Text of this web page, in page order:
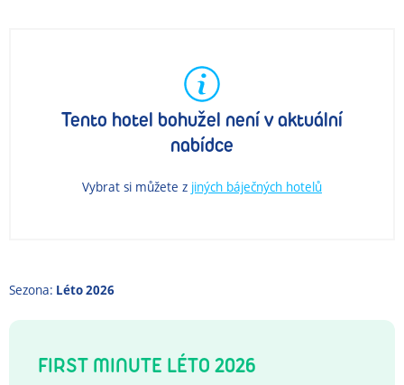
Tento hotel bohužel není v aktuální
nabídce
Vybrat si můžete z jiných báječných hotelů
Sezona: Léto 2026
FIRST MINUTE LÉTO 2026